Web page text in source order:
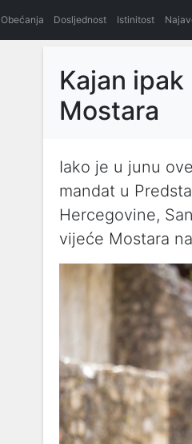
Obećanja Dosljednost Istinitost
Kajan
Mostara
Iako je u junu
mandat u
Hercegovine,
vijeće Mostara